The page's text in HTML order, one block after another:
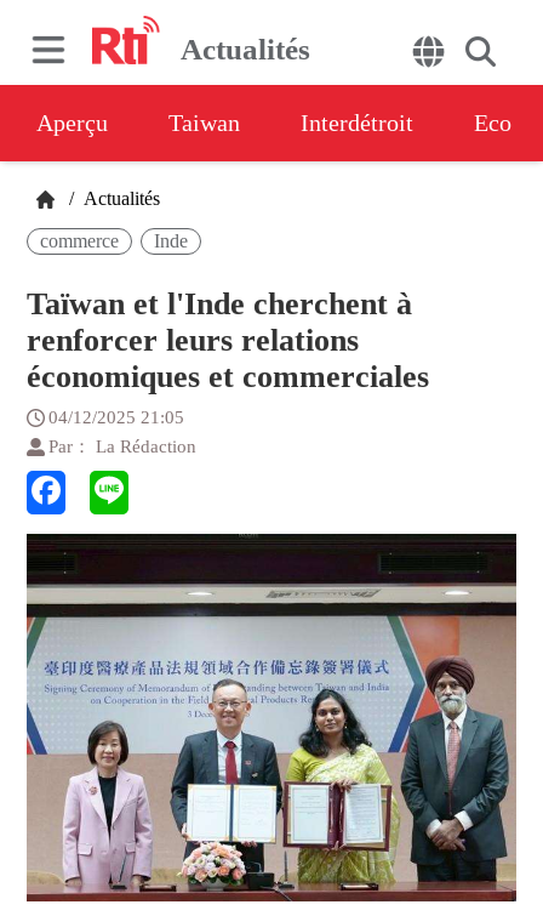
Actualités
Aperçu Taiwan Interdétroit Eco
/ Actualités
commerce Inde
Taïwan et l'Inde cherchent à
renforcer leurs relations
économiques et commerciales
04/12/2025 21:05
Par： La Rédaction